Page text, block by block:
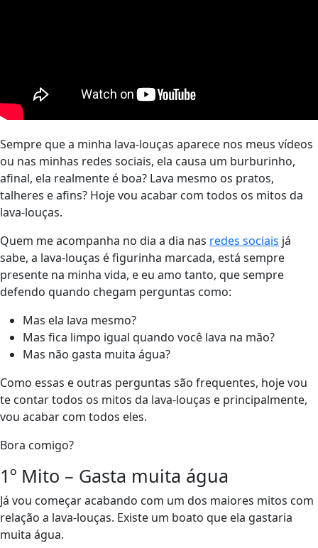
Sempre que a minha lava-louças aparece nos meus vídeos
ou nas minhas redes sociais, ela causa um burburinho,
afinal, ela realmente é boa? Lava mesmo os pratos,
talheres e afins? Hoje vou acabar com todos os mitos da
lava-louças.
Quem me acompanha no dia a dia nas redes sociais já
sabe, a lava-louças é figurinha marcada, está sempre
presente na minha vida, e eu amo tanto, que sempre
defendo quando chegam perguntas como:
Mas ela lava mesmo?
Mas fica limpo igual quando você lava na mão?
Mas não gasta muita água?
Como essas e outras perguntas são frequentes, hoje vou
te contar todos os mitos da lava-louças e principalmente,
vou acabar com todos eles.
Bora comigo?
1º Mito – Gasta muita água
Já vou começar acabando com um dos maiores mitos com
relação a lava-louças. Existe um boato que ela gastaria
muita água.